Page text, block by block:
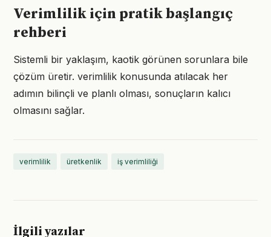
Verimlilik için pratik başlangıç
rehberi
Sistemli bir yaklaşım, kaotik görünen sorunlara bile
çözüm üretir. verimlilik konusunda atılacak her
adımın bilinçli ve planlı olması, sonuçların kalıcı
olmasını sağlar.
verimlilik üretkenlik iş verimliliği
İlgili yazılar